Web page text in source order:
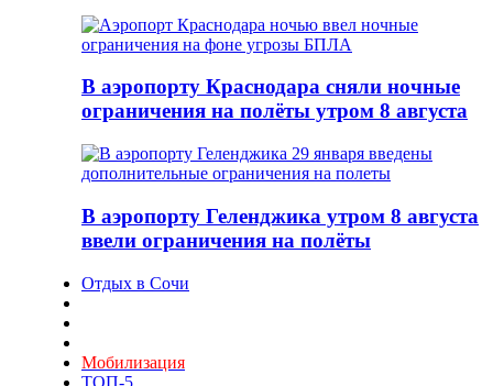
В аэропорту Краснодара сняли ночные
ограничения на полёты утром 8 августа
В аэропорту Геленджика утром 8 августа
ввели ограничения на полёты
Отдых в Сочи
Мобилизация
ТОП-5